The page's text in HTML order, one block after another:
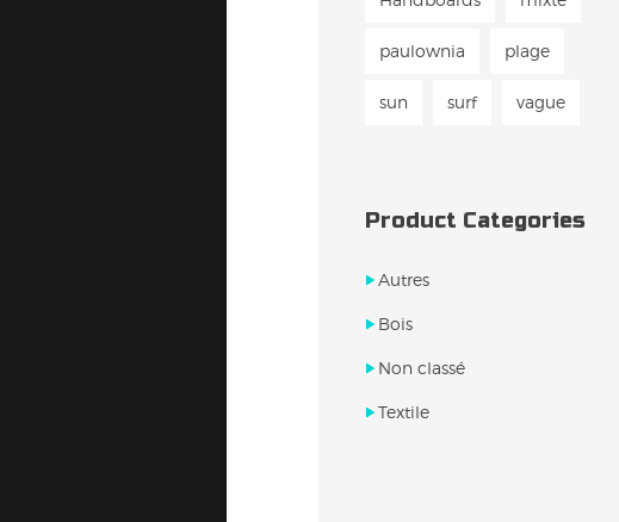
paulownia plage
sun surf vague
Product Categories
Autres
Bois
Non classé
Textile